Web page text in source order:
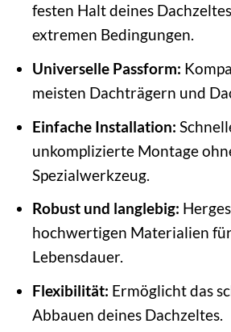
festen Halt deines
extremen Bedingungen.
Universelle Passform:
meisten Dachträgern und
Einfache Installation:
unkomplizierte Montage
Spezialwerkzeug.
Robust und langlebig:
hochwertigen Materialien
Lebensdauer.
Flexibilität: Ermöglicht das
Abbauen deines Dachzeltes.